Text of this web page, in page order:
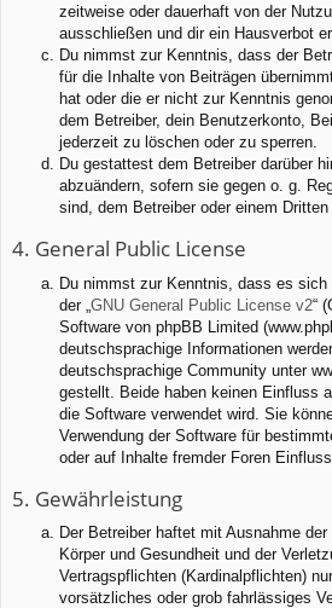
zeitweise oder dauerhaft von der
ausschließen und dir ein Hausverbot
Du nimmst zur Kenntnis, dass der
für die Inhalte von Beiträgen
hat oder die er nicht zur Kenntnis
dem Betreiber, dein Benutzerkonto,
jederzeit zu löschen oder zu sperren.
Du gestattest dem Betreiber darüber
abzuändern, sofern sie gegen o. g.
sind, dem Betreiber oder einem
4. General Public License
Du nimmst zur Kenntnis, dass es
der „ GNU General Public License v2“
Software von phpBB Limited
deutschsprachige Informationen
deutschsprachige Community unter
gestellt. Beide haben keinen Einfluss
die Software verwendet wird. Sie
Verwendung der Software für
oder auf Inhalte fremder Foren Einfluss
5. Gewährleistung
Der Betreiber haftet mit Ausnahme
Körper und Gesundheit und der
Vertragspflichten (Kardinalpflichten)
vorsätzliches oder grob fahrlässiges